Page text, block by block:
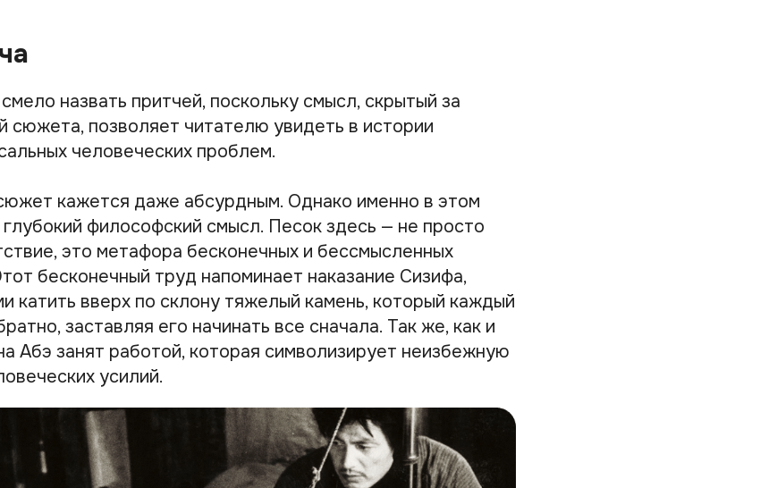
назвать притчей, поскольку смысл, скрытый за
сюжета, позволяет читателю увидеть в истории
человеческих проблем.
кажется даже абсурдным. Однако именно в этом
философский смысл. Песок здесь — не просто
это метафора бесконечных и бессмысленных
бесконечный труд напоминает наказание Сизифа,
катить вверх по склону тяжелый камень, который каждый
заставляя его начинать все сначала. Так же, как и
Абэ занят работой, которая символизирует неизбежную
усилий.